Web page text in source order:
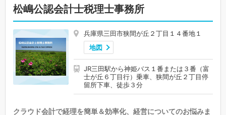
松嶋公認会計士税理士事務所
兵庫県三田市狭間が丘２丁目１４番地１
地図
JR三田駅から神姫バス１番または３番（富
士が丘６丁目行）乗車、狭間が丘２丁目停
留所下車、徒歩３分
クラウド会計で経理を簡単＆効率化、経営についてのお悩みま